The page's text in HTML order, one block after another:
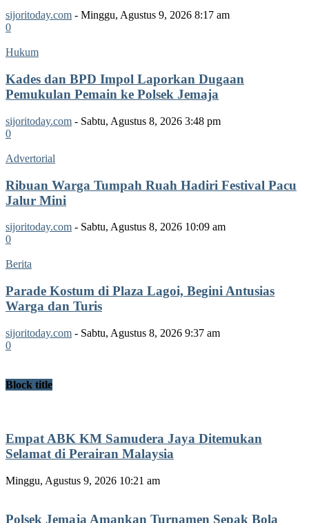
sijoritoday.com - Minggu, Agustus 9, 2026 8:17 am
0
Hukum
Kades dan BPD Impol Laporkan Dugaan
Pemukulan Pemain ke Polsek Jemaja
sijoritoday.com - Sabtu, Agustus 8, 2026 3:48 pm
0
Advertorial
Ribuan Warga Tumpah Ruah Hadiri Festival Pacu
Jalur Mini
sijoritoday.com - Sabtu, Agustus 8, 2026 10:09 am
0
Berita
Parade Kostum di Plaza Lagoi, Begini Antusias
Warga dan Turis
sijoritoday.com - Sabtu, Agustus 8, 2026 9:37 am
0
Block title
Empat ABK KM Samudera Jaya Ditemukan
Selamat di Perairan Malaysia
Minggu, Agustus 9, 2026 10:21 am
Polsek Jemaja Amankan Turnamen Sepak Bola